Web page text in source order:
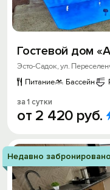
Гостевой дом
Эсто-Садок, ул.
Питание
Бассейн
за 1 сутки
от 2 420 руб.
Недавно забронировано